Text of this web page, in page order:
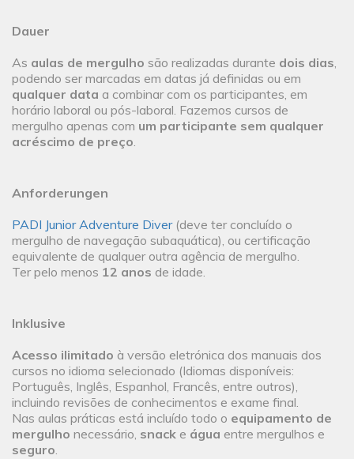
Dauer
As aulas de mergulho são realizadas durante dois dias,
podendo ser marcadas em datas já definidas ou em
qualquer data a combinar com os participantes, em
horário laboral ou pós-laboral. Fazemos cursos de
mergulho apenas com um participante sem qualquer
acréscimo de preço.
Anforderungen
PADI Junior Adventure Diver(deve ter concluído o
mergulho de navegação subaquática), ou certificação
equivalente de qualquer outra agência de mergulho.
Ter pelo menos 12 anos de idade.
Inklusive
Acesso ilimitado à versão eletrónica dos manuais dos
cursos no idioma selecionado (Idiomas disponíveis:
Português, Inglês, Espanhol, Francês, entre outros),
incluindo revisões de conhecimentos e exame final.
Nas aulas práticas está incluído todo o equipamento de
mergulho necessário, snack e água entre mergulhos e
seguro.